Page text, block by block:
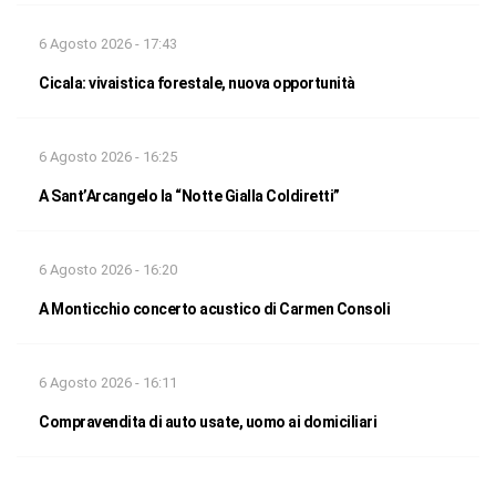
6 Agosto 2026 - 17:43
Cicala: vivaistica forestale, nuova opportunità
6 Agosto 2026 - 16:25
A Sant’Arcangelo la “Notte Gialla Coldiretti”
6 Agosto 2026 - 16:20
A Monticchio concerto acustico di Carmen Consoli
6 Agosto 2026 - 16:11
Compravendita di auto usate, uomo ai domiciliari